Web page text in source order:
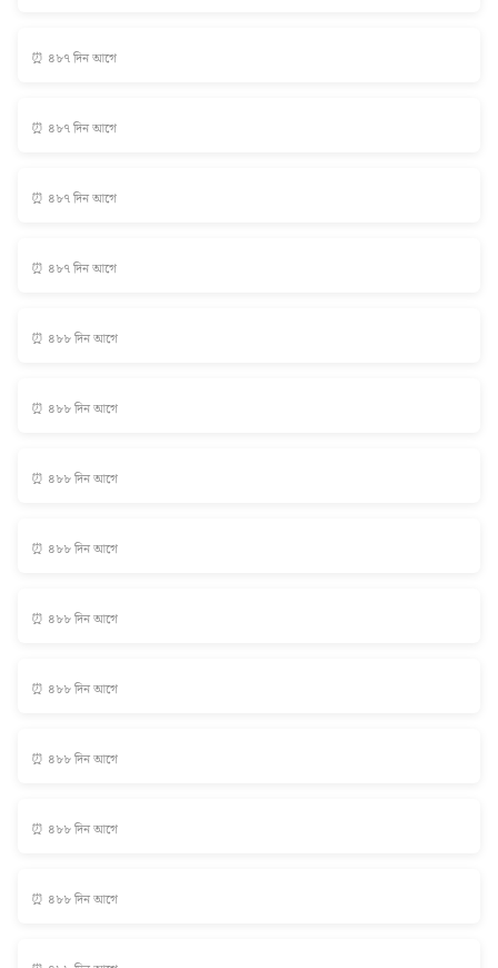
⏰ ৪৮৭ দিন আগে
⏰ ৪৮৭ দিন আগে
⏰ ৪৮৭ দিন আগে
⏰ ৪৮৭ দিন আগে
⏰ ৪৮৮ দিন আগে
⏰ ৪৮৮ দিন আগে
⏰ ৪৮৮ দিন আগে
⏰ ৪৮৮ দিন আগে
⏰ ৪৮৮ দিন আগে
⏰ ৪৮৮ দিন আগে
⏰ ৪৮৮ দিন আগে
⏰ ৪৮৮ দিন আগে
⏰ ৪৮৮ দিন আগে